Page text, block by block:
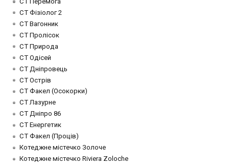
СТ Фізіолог 2
СТ Вагонник
СТ Пролісок
СТ Природа
СТ Одісей
СТ Дніпровець
СТ Острів
СТ Факел (Осокорки)
СТ Лазурне
СТ Дніпро 86
СТ Енергетик
СТ Факел (Проців)
Котеджне містечко Золоче
Котеджне містечко Riviera Zoloche